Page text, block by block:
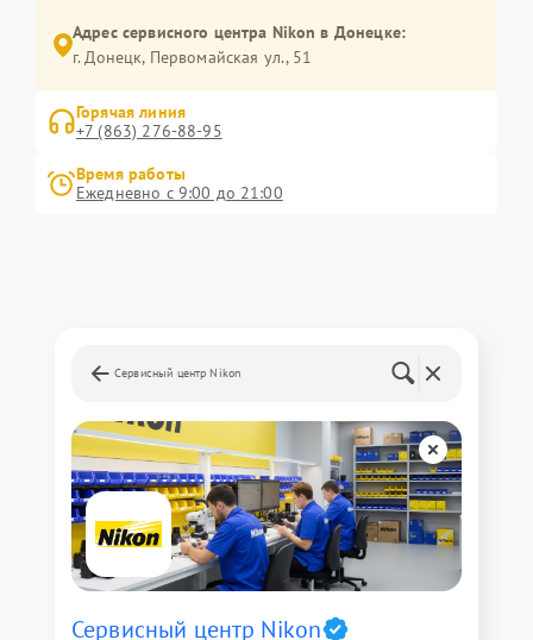
Адрес сервисного центра Nikon в Донецке:
г. Донецк, Первомайская ул., 51
Горячая линия
+7 (863) 276-88-95
Время работы
Ежедневно с 9:00 до 21:00
Сервисный центр Nikon
Сервисный центр Nikon